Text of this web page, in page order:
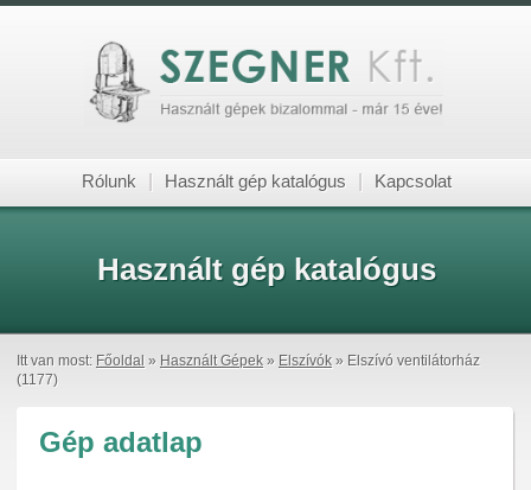
Rólunk Használt gép katalógus Kapcsolat
Használt gép katalógus
Itt van most: Főoldal » Használt Gépek » Elszívók » Elszívó ventilátorház
(1177)
Gép adatlap